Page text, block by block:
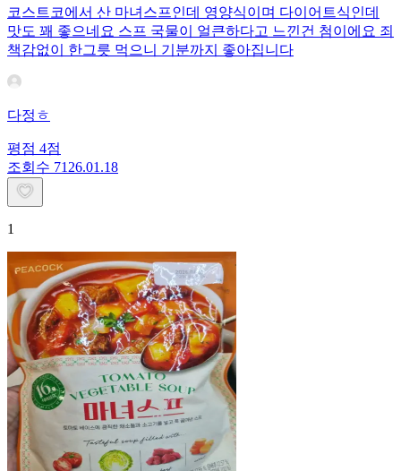
코스트코에서 산 마녀스프인데 영양식이며 다이어트식인데
맛도 꽤 좋으네요 스프 국물이 얼큰하다고 느낀건 첨이에요 죄
책감없이 한그릇 먹으니 기분까지 좋아집니다
다정ㅎ
평점 4점
조회수 71 26.01.18
1